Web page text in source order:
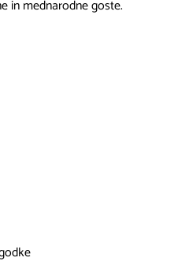
in mednarodne goste.